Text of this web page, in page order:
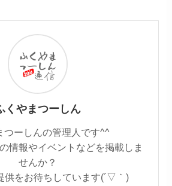
くやまつーしん
つーしんの管理人です^^
情報やイベントなどを掲載しま
せんか？
供をお待ちしています(´▽｀)